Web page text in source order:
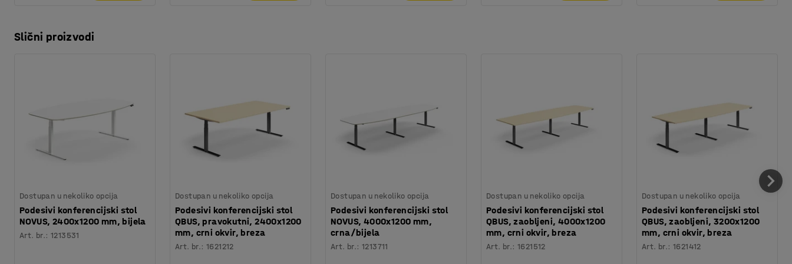
Slični proizvodi
Dostupan u nekoliko opcija
Podesivi konferencijski stol
NOVUS, 2400x1200 mm, bijela
Art. br.:1213531
Dostupan u nekoliko opcija
Podesivi konferencijski stol
QBUS, pravokutni, 2400x1200
mm, crni okvir, breza
Art. br.:1621212
Dostupan u nekoliko opcija
Podesivi konferencijski stol
NOVUS, 4000x1200 mm,
crna/bijela
Art. br.:1213711
Dostupan u nekoliko opcija
Podesivi konferencijski stol
QBUS, zaobljeni, 4000x1200
mm, crni okvir, breza
Art. br.:1621512
Dostupan u nekoliko opcija
Podesivi konferencijski stol
QBUS, zaobljeni, 3200x1200
mm, crni okvir, breza
Art. br.:1621412